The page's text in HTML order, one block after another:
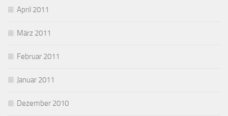
April 2011
März 2011
Februar 2011
Januar 2011
Dezember 2010